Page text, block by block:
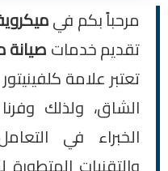
مرحباً بكم في
تقديم خدماتصيانة
تعتبر علامة
الشاق، ولذلك
الخبراء في